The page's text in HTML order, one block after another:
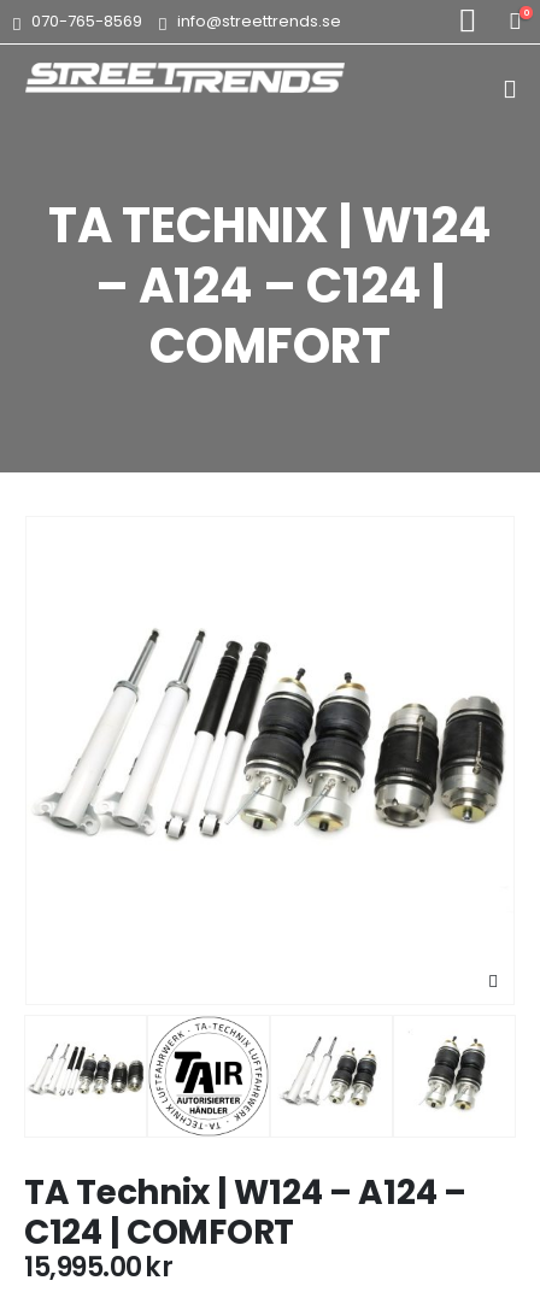
070-765-8569 info@streettrends.se 0
TA TECHNIX | W124
– A124 – C124 |
COMFORT
TA Technix | W124 – A124 –
C124 | COMFORT
15,995.00kr